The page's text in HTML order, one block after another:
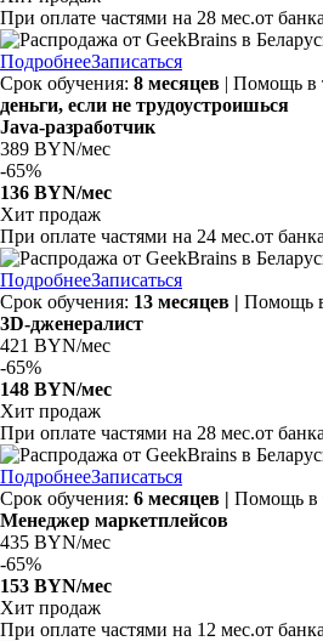
При оплате частями на 28 мес.от
ПодробнееЗаписаться
Срок обучения: 8 месяцев | Помощь в
деньги, если не трудоустроишься
Java-разработчик
389 BYN/мес
-65%
136 BYN/мес
Хит продаж
При оплате частями на 24 мес.от
ПодробнееЗаписаться
Срок обучения: 13 месяцев | Помощь в
3D-дженералист
421 BYN/мес
-65%
148 BYN/мес
Хит продаж
При оплате частями на 28 мес.от
ПодробнееЗаписаться
Срок обучения: 6 месяцев | Помощь в
Менеджер маркетплейсов
435 BYN/мес
-65%
153 BYN/мес
Хит продаж
При оплате частями на 12 мес.от